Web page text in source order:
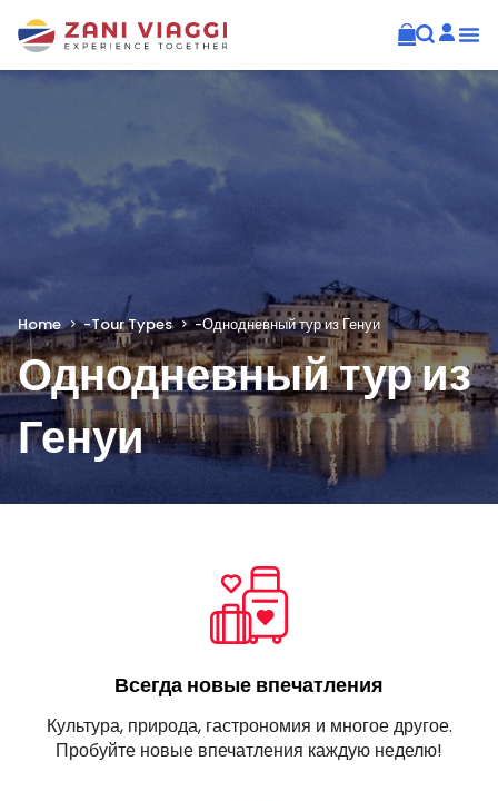
Home -Tour Types -Однодневный тур из Генуи
Однодневный тур из
Генуи
Всегда новые впечатления
Культура, природа, гастрономия и многое другое.
Пробуйте новые впечатления каждую неделю!